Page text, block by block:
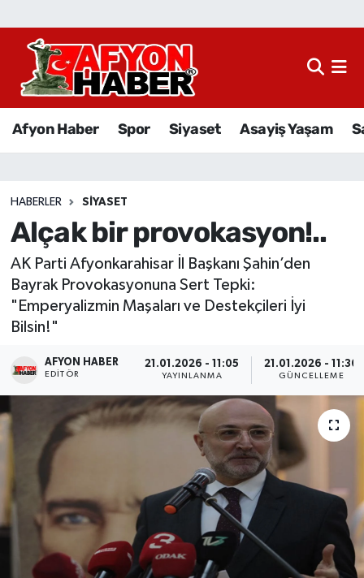
Afyon Haber Spor Siyaset Asayiş Yaşam
HABERLER SIYASET
Alçak bir provokasyon!..
AK Parti Afyonkarahisar İl Başkanı Şahin’den
Bayrak Provokasyonuna Sert Tepki:
"Emperyalizmin Maşaları ve Destekçileri İyi
Bilsin!"
AFYON HABER
EDITÖR
21.01.2026 - 11:05
YAYINLANMA
21.01.2026 - 11:30
GÜNCELLEME
Afyon Haber
Sağlık
Eğitim
Sivil Toplum
Magazin
Etkinlikler